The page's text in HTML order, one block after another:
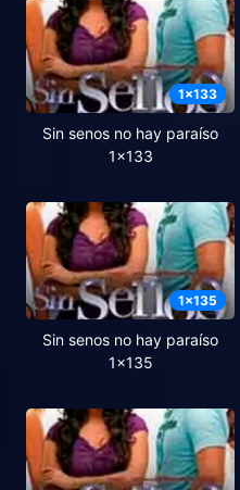
1x133
Sin senos no hay paraíso
1x133
1x135
Sin senos no hay paraíso
1x135